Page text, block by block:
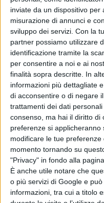
inviate da un dispositivo per
misurazione di annunci e
sviluppo dei servizi. Con la
partner possiamo utilizzare
identificazione tramite la
per consentire a noi e ai
finalità sopra descritte. In
informazioni più dettagliate
di acconsentire o di negare il
trattamenti dei dati
consenso, ma hai il diritto
preferenze si
modificare le tue
momento tornando su
"Privacy" in fondo alla
È anche utile notare che
o più servizi di Google e
informazioni, tra cui a titolo
ristoro per bisogni
linea e ai capolinea,
Condividi su:
ARGOMENTI: sciopero